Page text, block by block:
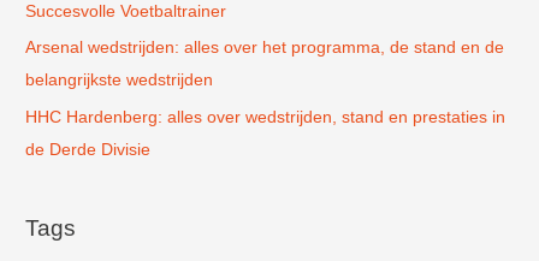
Succesvolle Voetbaltrainer
Arsenal wedstrijden: alles over het programma, de stand en de
belangrijkste wedstrijden
HHC Hardenberg: alles over wedstrijden, stand en prestaties in
de Derde Divisie
Tags